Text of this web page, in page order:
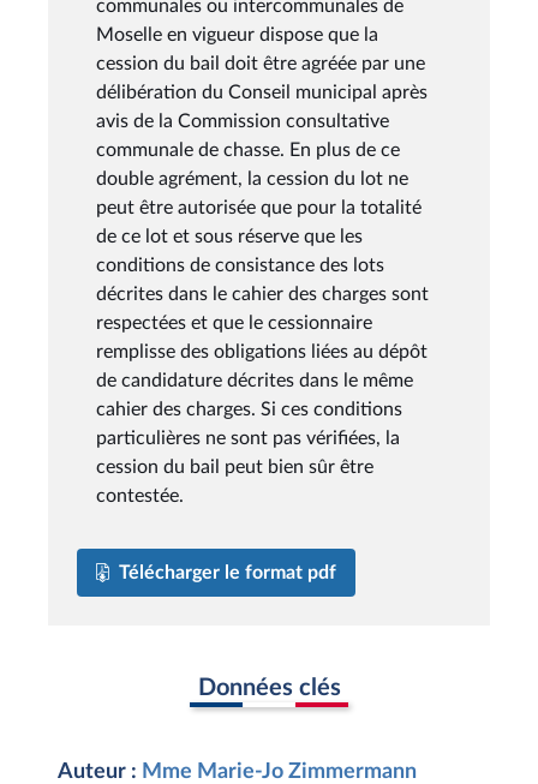
communales ou intercommunales de
Moselle en vigueur dispose que la
cession du bail doit être agréée par une
délibération du Conseil municipal après
avis de la Commission consultative
communale de chasse. En plus de ce
double agrément, la cession du lot ne
peut être autorisée que pour la totalité
de ce lot et sous réserve que les
conditions de consistance des lots
décrites dans le cahier des charges sont
respectées et que le cessionnaire
remplisse des obligations liées au dépôt
de candidature décrites dans le même
cahier des charges. Si ces conditions
particulières ne sont pas vérifiées, la
cession du bail peut bien sûr être
contestée.
Télécharger le format pdf
Données clés
Auteur : Mme Marie-Jo Zimmermann